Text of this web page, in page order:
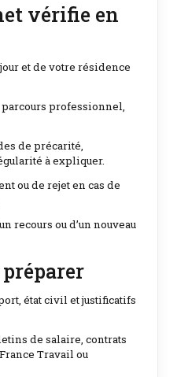
vérifie en
et de votre résidence
professionnel,
de précarité,
à expliquer.
ou de rejet en cas de
recours ou d’un nouveau
état civil et justificatifs
de salaire, contrats
Travail ou